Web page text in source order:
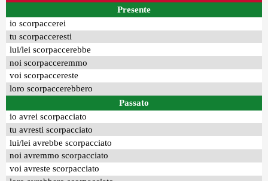
Presente
io scorpaccerei
tu scorpacceresti
lui/lei scorpaccerebbe
noi scorpacceremmo
voi scorpaccereste
loro scorpaccerebbero
Passato
io avrei scorpacciato
tu avresti scorpacciato
lui/lei avrebbe scorpacciato
noi avremmo scorpacciato
voi avreste scorpacciato